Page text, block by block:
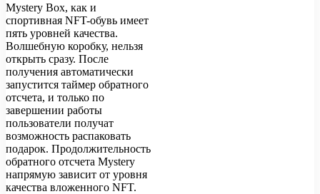
Mystery Box, как и
спортивная NFT-обувь имеет
пять уровней качества.
Волшебную коробку, нельзя
открыть сразу. После
получения автоматически
запустится таймер обратного
отсчета, и только по
завершении работы
пользователи получат
возможность распаковать
подарок. Продолжительность
обратного отсчета Mystery
напрямую зависит от уровня
качества вложенного NFT.